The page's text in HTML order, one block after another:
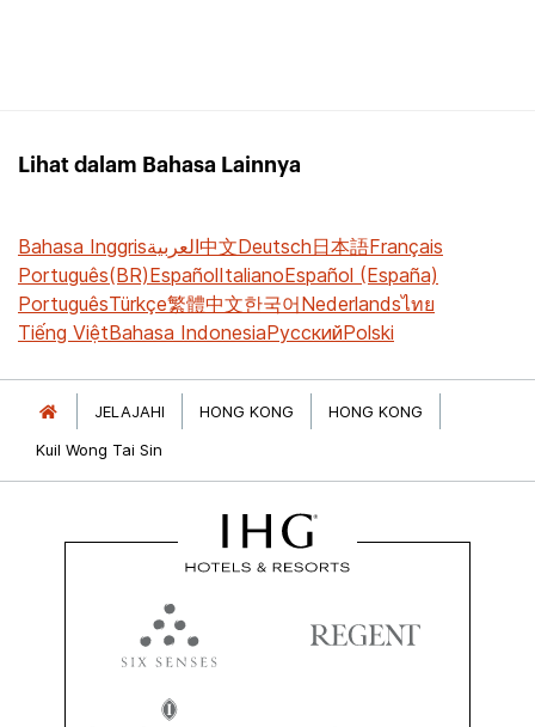
Lihat dalam Bahasa Lainnya
Bahasa Inggrisالعربية中文Deutsch日本語Français
Português(BR)EspañolItalianoEspañol (España)
PortuguêsTürkçe繁體中文한국어Nederlandsไทย
Tiếng ViệtBahasa IndonesiaРусскийPolski
JELAJAHI HONG KONG
HONG KONG
Kuil Wong Tai Sin